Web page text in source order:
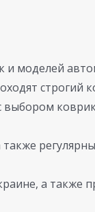
и моделей
строгий
а также